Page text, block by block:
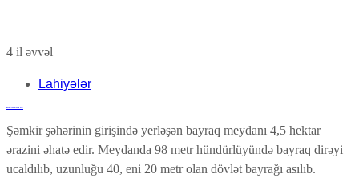
4 il əvvəl
Lahiyələr
Şəmkir şəhərinin girişində yerləşən bayraq meydanı 4,5 hektar
ərazini əhatə edir. Meydanda 98 metr hündürlüyündə bayraq dirəyi
ucaldılıb, uzunluğu 40, eni 20 metr olan dövlət bayrağı asılıb.